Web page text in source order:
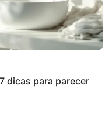
dicas para parecer